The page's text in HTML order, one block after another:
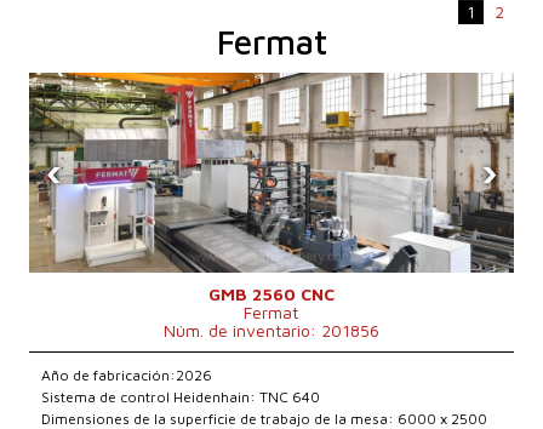
1 2
Fermat
‹ ›
GMB 2560 CNC
Fermat
Núm. de inventario: 201856
Año de fabricación:2026
Sistema de control Heidenhain: TNC 640
Dimensiones de la superficie de trabajo de la mesa: 6000 x 2500